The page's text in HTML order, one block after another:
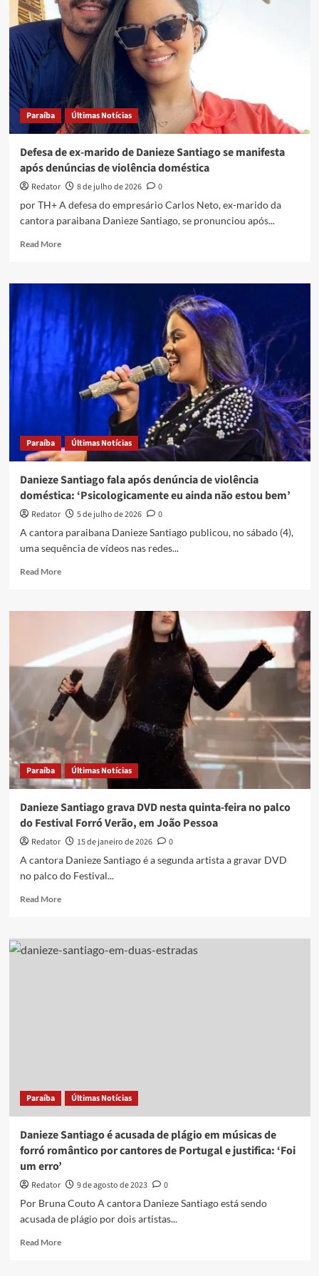
Paraíba Últimas Notícias
Defesa de ex-marido de Danieze Santiago se manifesta
após denúncias de violência doméstica
Redator 8 de julho de 2026
0
por TH+ A defesa do empresário Carlos Neto, ex-marido da
cantora paraibana Danieze Santiago, se pronunciou após...
Read MoreRead
Defesa
de
marido
de
Danieze
Santiago
se
manifesta
violência
doméstica
Paraíba Últimas Notícias
Danieze Santiago fala após denúncia de violência
doméstica: ‘Psicologicamente eu ainda não estou bem’
Redator 5 de julho de 2026
0
A cantora paraibana Danieze Santiago publicou, no sábado (4),
uma sequência de vídeos nas redes...
Read MoreRead
Danieze
após
denúncia
de
violência
doméstica:
‘Psicologicamente
eu
ainda
não
estou
bem’
Paraíba Últimas Notícias
Danieze Santiago grava DVD nesta quinta-feira no palco
do Festival Forró Verão, em João Pessoa
Redator 15 de janeiro de 2026
0
A cantora Danieze Santiago é a segunda artista a gravar DVD
no palco do Festival...
Read MoreRead
Danieze
Santiago
Verão,
Pessoa
Paraíba Últimas Notícias
Danieze Santiago é acusada de plágio em músicas de
forró romântico por cantores de Portugal e justifica: ‘Foi
um erro’
Redator 9 de agosto de 2023
0
Por Bruna Couto A cantora Danieze Santiago está sendo
acusada de plágio por dois artistas...
Read MoreRead